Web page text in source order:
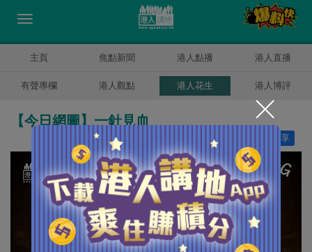
主頁 焦點新聞 港人點播 港人直播
有聲專欄 港人觀點 港人花生 港人博評
【今日網圖】一針見血
分享
讚好